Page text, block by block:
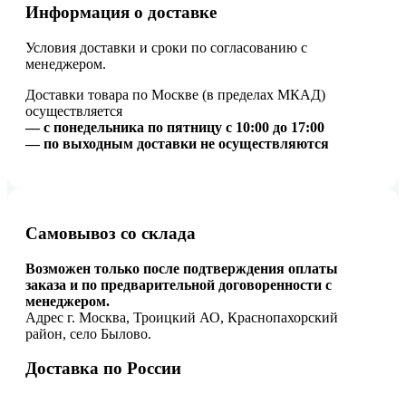
Информация о доставке
Условия доставки и сроки по согласованию с
менеджером.
Доставки товара по Москве (в пределах МКАД)
осуществляется
— с понедельника по пятницу с 10:00 до 17:00
— по выходным доставки не осуществляются
Самовывоз со склада
Возможен только после подтверждения оплаты
заказа и по предварительной договоренности с
менеджером.
Адрес г. Москва, Троицкий АО, Краснопахорский
район, село Былово.
Доставка по России